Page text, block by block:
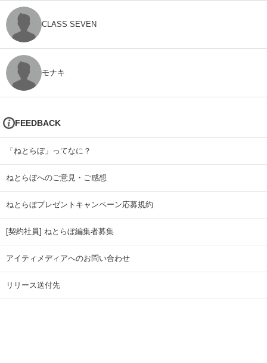
CLASS SEVEN
モナキ
FEEDBACK
「ねとらぼ」ってなに？
ねとらぼへのご意見・ご感想
ねとらぼプレゼントキャンペーン応募規約
[契約社員] ねとらぼ編集者募集
アイティメディアへのお問い合わせ
リリース送付先